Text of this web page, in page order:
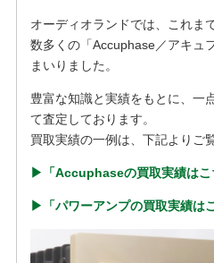
オーディオランドでは、これま
数多くの「Accuphase／アキュ
まいりました。
豊富な知識と実績をもとに、一
て査定しております。
買取実績の一例は、下記よりご
▶︎「Accuphaseの買取実績はこ
▶︎「パワーアンプの買取実績は